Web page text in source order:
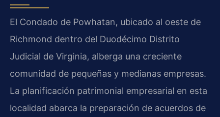
El Condado de Powhatan, ubicado al oeste de
Richmond dentro del Duodécimo Distrito
Judicial de Virginia, alberga una creciente
comunidad de pequeñas y medianas empresas.
La planificación patrimonial empresarial en esta
localidad abarca la preparación de acuerdos de